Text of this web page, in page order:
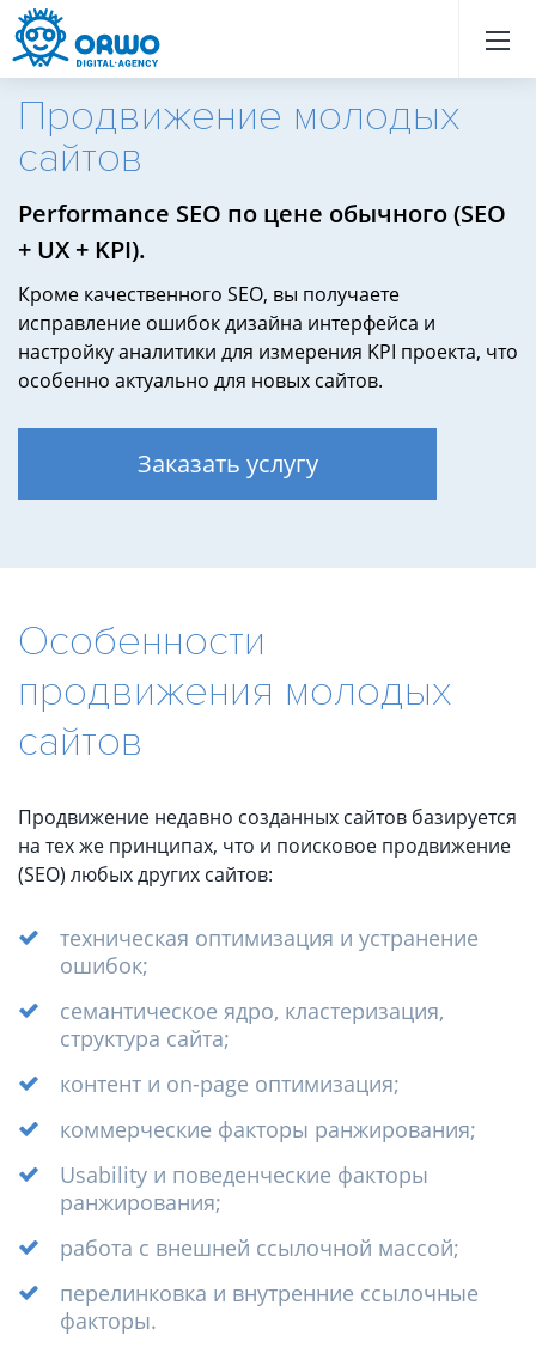
Продвижение молодых
сайтов
Performance SEO по цене обычного (SEO
+ UX + KPI).
Кроме качественного SEO, вы получаете
исправление ошибок дизайна интерфейса и
настройку аналитики для измерения KPI проекта, что
особенно актуально для новых сайтов.
Заказать услугу
Особенности
продвижения молодых
сайтов
Продвижение недавно созданных сайтов базируется
на тех же принципах, что и поисковое продвижение
(SEO) любых других сайтов:
техническая оптимизация и устранение
ошибок;
семантическое ядро, кластеризация,
структура сайта;
контент и on-page оптимизация;
коммерческие факторы ранжирования;
Usability и поведенческие факторы
ранжирования;
работа с внешней ссылочной массой;
перелинковка и внутренние ссылочные
факторы.
Назад
Назад
Назад
Назад
Назад
Назад
Назад
Назад
Назад
Назад
Назад
Назад
Назад
Назад
Назад
Назад
Назад
Назад
Назад
Назад